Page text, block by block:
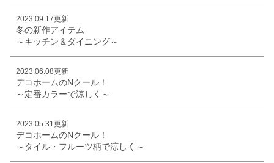
2023.09.17更新
冬の新作アイテム
～キッチン＆ダイニング～
2023.06.08更新
デコホームのNクール！
～定番カラーで涼しく～
2023.05.31更新
デコホームのNクール！
～タイル・フルーツ柄で涼しく～